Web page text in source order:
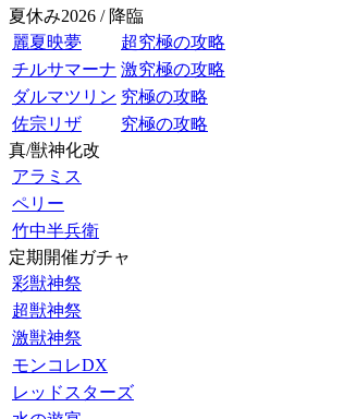
夏休み2026 / 降臨
麗夏映夢
超究極の攻略
チルサマーナ 激究極の攻略
ダルマツリン 究極の攻略
佐宗リザ
究極の攻略
真/獣神化改
アラミス
ペリー
竹中半兵衛
定期開催ガチャ
彩獣神祭
超獣神祭
激獣神祭
モンコレDX
レッドスターズ